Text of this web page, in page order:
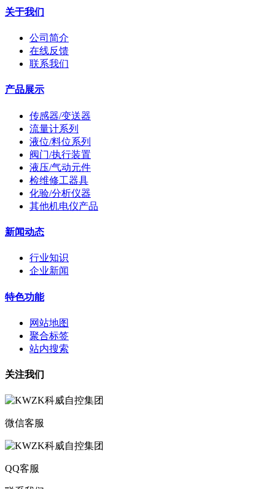
关于我们
公司简介
在线反馈
联系我们
产品展示
传感器/变送器
流量计系列
液位/料位系列
阀门/执行装置
液压/气动元件
检维修工器具
化验/分析仪器
其他机电仪产品
新闻动态
行业知识
企业新闻
特色功能
网站地图
聚合标签
站内搜索
关注我们
微信客服
QQ客服